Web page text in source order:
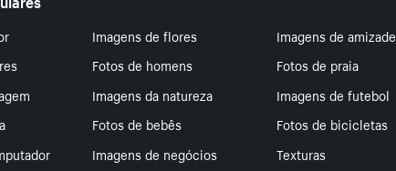
Imagens de flores
Imagens de amizade
Fotos de homens
Fotos de praia
Imagens da natureza
Imagens de futebol
Fotos de bebês
Fotos de bicicletas
Imagens de negócios Texturas